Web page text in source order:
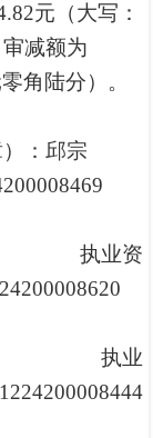
元 （大写：
审减额为
角陆分）。
：邱宗
执业资
执业